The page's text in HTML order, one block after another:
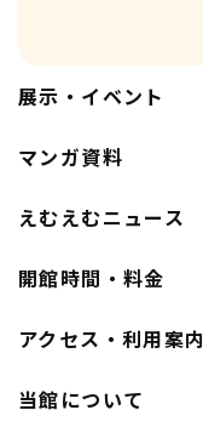
展示・イベント
マンガ資料
えむえむニュース
開館時間・料金
アクセス・利用案内
当館について